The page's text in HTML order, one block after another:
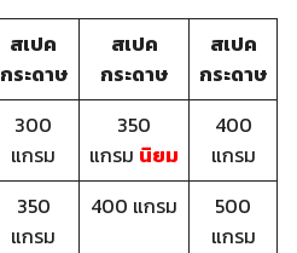
สเปค
กระดาษ
สเปค
กระดาษ
สเปค
กระดาษ
300
แกรม
350
แกรม นิยม
400
แกรม
350
แกรม
400 แกรม
500
แกรม